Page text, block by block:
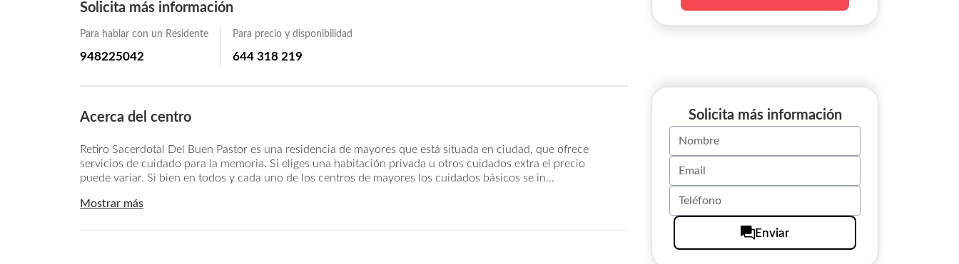
Solicita más información
Para hablar con un Residente
948225042
Para precio y disponibilidad
644 318 219
Solicita más información
Enviar
Acerca del centro
Retiro Sacerdotal Del Buen Pastor es una residencia de mayores que está situada en ciudad, que ofrece
servicios de cuidado para la memoria. Si eliges una habitación privada u otros cuidados extra el precio
puede variar. Si bien en todos y cada uno de los centros de mayores los cuidados básicos se in...
Mostrar más